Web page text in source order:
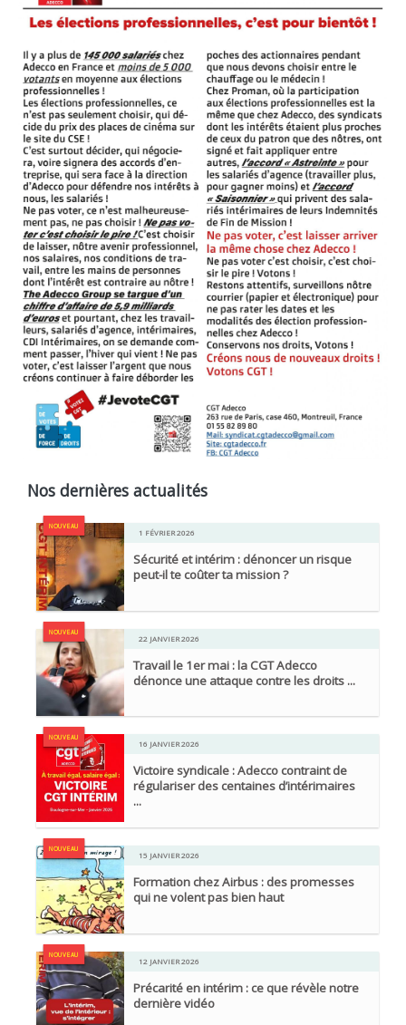
Nos dernières actualités
NOUVEAU
1 FÉVRIER 2026
Sécurité et intérim : dénoncer un risque
peut-il te coûter ta mission ?
NOUVEAU
22 JANVIER 2026
Travail le 1er mai : la CGT Adecco
dénonce une attaque contre les droits ...
NOUVEAU
16 JANVIER 2026
Victoire syndicale : Adecco contraint de
régulariser des centaines d’intérimaires
...
NOUVEAU
15 JANVIER 2026
Formation chez Airbus : des promesses
qui ne volent pas bien haut
NOUVEAU
12 JANVIER 2026
Précarité en intérim : ce que révèle notre
dernière vidéo